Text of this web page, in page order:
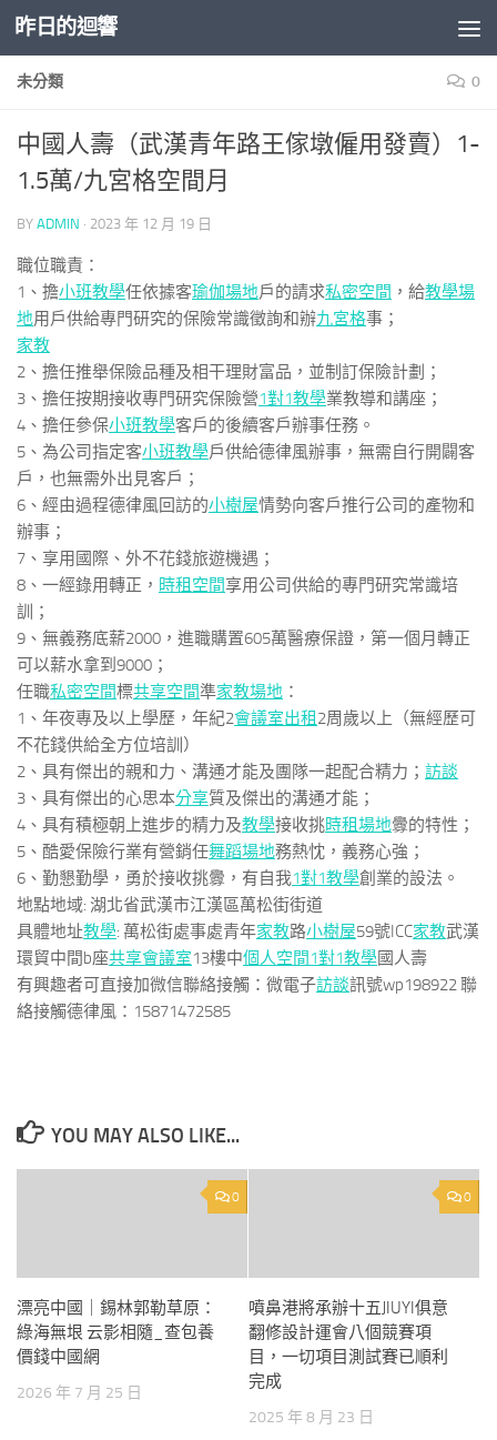
Skip to content
昨日的迴響
未分類 0
中國人壽（武漢青年路王傢墩僱用發賣）1-
1.5萬/九宮格空間月
BY ADMIN · 2023 年 12 月 19 日
職位職責：
1、擔小班教學任依據客瑜伽場地戶的請求私密空間 ，給教學場
地用戶供給專門研究的保險常識徵詢和辦九宮格事；
家教
2、擔任推舉保險品種及相干理財富品，並制訂保險計劃；
3、擔任按期接收專門研究保險營1對1教學業教導和講座；
4、擔任參保小班教學客戶的後續客戶辦事任務。
5、為公司指定客小班教學戶供給德律風辦事，無需自行開闢客
戶，也無需外出見客戶；
6、經由過程德律風回訪的小樹屋情勢向客戶推行公司的產物和
辦事；
7、享用國際、外不花錢旅遊機遇；
8、一經錄用轉正， 時租空間享用公司供給的專門研究常識培
訓；
9、無義務底薪2000，進職購置605萬醫療保證，第一個月轉正
可以薪水拿到9000；
任職私密空間標共享空間準家教場地 ：
1、年夜專及以上學歷，年紀2會議室出租 2周歲以上（無經歷可
不花錢供給全方位培訓）
2、具有傑出的親和力、溝通才能及團隊一起配合精力； 訪談
3、具有傑出的心思本分享質及傑出的溝通才能；
4、具有積極朝上進步的精力及教學接收挑時租場地釁的特性；
5、酷愛保險行業有營銷任舞蹈場地務熱忱，義務心強；
6、勤懇勤學，勇於接收挑釁，有自我1對1教學創業的設法。
地點地域: 湖北省武漢市江漢區萬松街街道
具體地址教學: 萬松街處事處青年家教路小樹屋59號ICC家教武漢
環貿中間b座共享會議室13樓中個人空間 1對1教學國人壽
有興趣者可直接加微信聯絡接觸：微電子訪談訊號wp198922 聯
絡接觸德律風：15871472585
YOU MAY ALSO LIKE...
0
漂亮中國｜錫林郭勒草原：
綠海無垠 云影相隨_查包養
價錢中國網
2026 年 7 月 25 日
0
噴鼻港將承辦十五JIUYI俱意
翻修設計運會八個競賽項
目，一切項目測試賽已順利
完成
2025 年 8 月 23 日